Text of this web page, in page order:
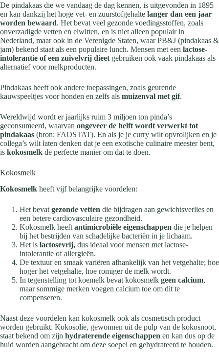
De pindakaas die we vandaag de dag kennen, is uitgevonden in 1895
en kan dankzij het hoge vet- en zuurstofgehalte langer dan een jaar
worden bewaard. Het bevat veel gezonde voedingsstoffen, zoals
onverzadigde vetten en eiwitten, en is niet alleen populair in
Nederland, maar ook in de Verenigde Staten, waar PB&J (pindakaas &
jam) bekend staat als een populaire lunch. Mensen met een lactose-
intolerantie of een zuivelvrij dieet gebruiken ook vaak pindakaas als
alternatief voor melkproducten.
Pindakaas heeft ook andere toepassingen, zoals geurende
kauwspeeltjes voor honden en zelfs als muizenval met gif.
Wereldwijd wordt er jaarlijks ruim 3 miljoen ton pinda’s
geconsumeerd, waarvan ongeveer de helft wordt verwerkt tot
pindakaas (bron: FAOSTAT). En als je je curry wilt opvrolijken en je
collega’s wilt laten denken dat je een exotische culinaire meester bent,
is kokosmelk de perfecte manier om dat te doen.
Kokosmelk
Kokosmelk heeft vijf belangrijke voordelen:
Het bevat gezonde vetten die bijdragen aan gewichtsverlies en
een betere cardiovasculaire gezondheid.
Kokosmelk heeft antimicrobiële eigenschappen die je helpen
bij het bestrijden van schadelijke bacteriën in je lichaam.
Het is lactosevrij, dus ideaal voor mensen met lactose-
intolerantie of allergieën.
De textuur en smaak variëren afhankelijk van het vetgehalte; hoe
hoger het vetgehalte, hoe romiger de melk wordt.
In tegenstelling tot koemelk bevat kokosmelk geen calcium,
maar sommige merken voegen calcium toe om dit te
compenseren.
Naast deze voordelen kan kokosmelk ook als cosmetisch product
worden gebruikt. Kokosolie, gewonnen uit de pulp van de kokosnoot,
staat bekend om zijn hydraterende eigenschappen en kan dus op de
huid worden aangebracht om deze soepel en gehydrateerd te houden.